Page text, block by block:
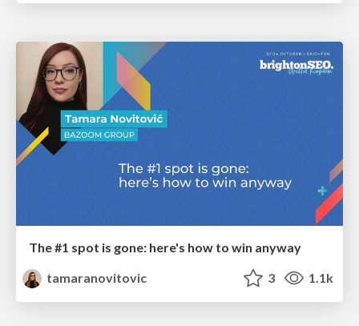
The #1 spot is gone: here's how to win anyway
tamaranovitovic
3 1.1k